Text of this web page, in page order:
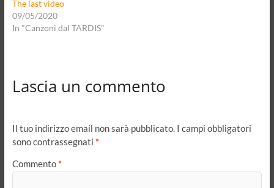
The last video
09/05/2020
In "Canzoni dal TARDIS"
Lascia un commento
Il tuo indirizzo email non sarà pubblicato. I campi obbligatori
sono contrassegnati *
Commento *